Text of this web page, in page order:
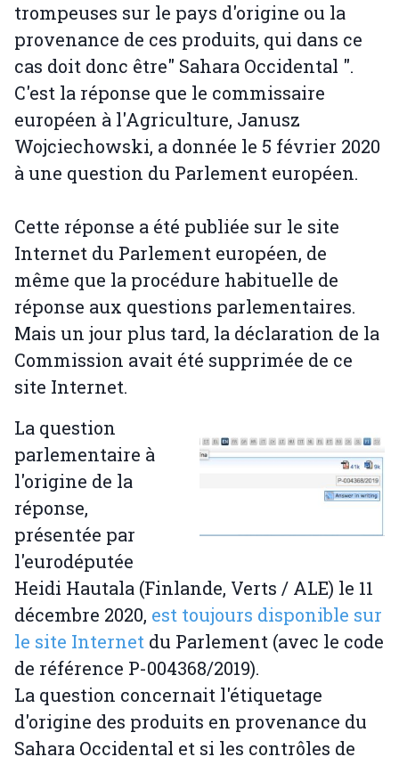
trompeuses sur le pays d'origine ou la
provenance de ces produits, qui dans ce
cas doit donc être" Sahara Occidental ".
C'est la réponse que le commissaire
européen à l'Agriculture, Janusz
Wojciechowski, a donnée le 5 février 2020
à une question du Parlement européen.
Cette réponse a été publiée sur le site
Internet du Parlement européen, de
même que la procédure habituelle de
réponse aux questions parlementaires.
Mais un jour plus tard, la déclaration de la
Commission avait été supprimée de ce
site Internet.
La question
parlementaire à
l'origine de la
réponse,
présentée par
l'eurodéputée
Heidi Hautala (Finlande, Verts / ALE) le 11
décembre 2020, est toujours disponible sur
le site Internet du Parlement (avec le code
de référence P-004368/2019).
La question concernait l'étiquetage
d'origine des produits en provenance du
Sahara Occidental et si les contrôles de